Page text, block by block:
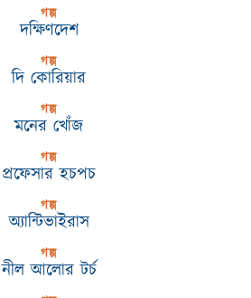
গল্প
দক্ষিণদেশ
গল্প
দি কোরিয়ার
গল্প
মনের খোঁজ
গল্প
প্রফেসার হচপচ
গল্প
অ্যান্টিভাইরাস
গল্প
নীল আলোর টর্চ